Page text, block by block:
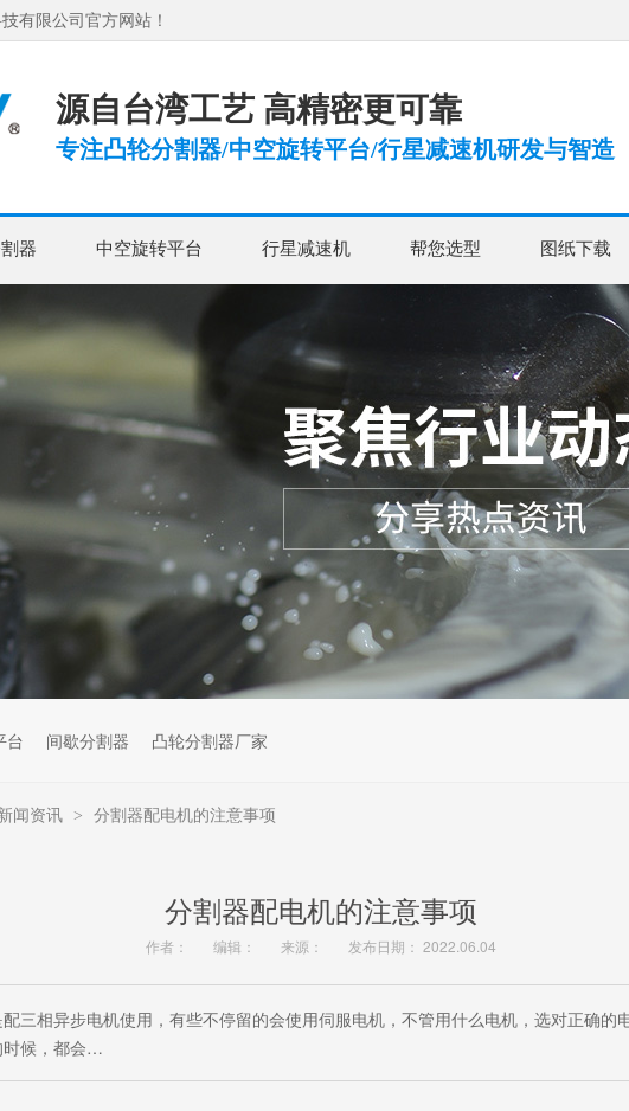
有限公司官方网站！
源自台湾工艺 高精密更可靠
专注凸轮分割器/中空旋转平台/行星减速机研发与智造
器 中空旋转平台 行星减速机 帮您选型 图纸下载
台 间歇分割器 凸轮分割器厂家
闻资讯 > 分割器配电机的注意事项
分割器配电机的注意事项
作者： 编辑： 来源： 发布日期： 2022.06.04
三相异步电机使用，有些不停留的会使用伺服电机，不管用什么电机，选对正确的
时候，都会…